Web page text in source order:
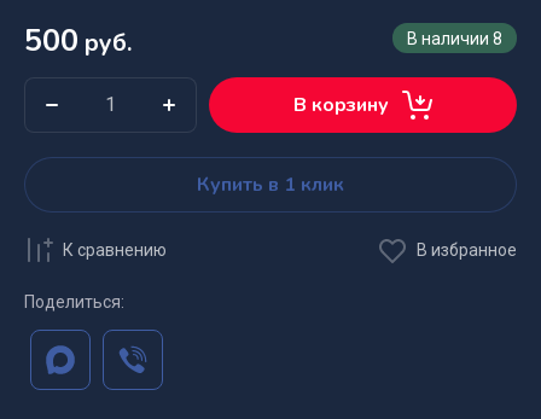
В наличии 8
500 руб.
В корзину
Купить в 1 клик
К сравнению В избранное
Поделиться: